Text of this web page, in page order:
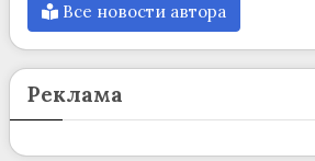
Все новости автора
Реклама